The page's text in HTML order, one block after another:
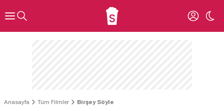
Anasayfa Tüm Filmler Birşey Söyle